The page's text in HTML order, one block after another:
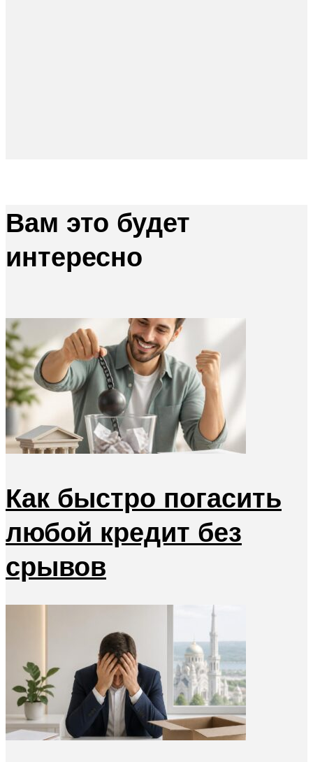
Вам это будет
интересно
Как быстро погасить
любой кредит без
срывов